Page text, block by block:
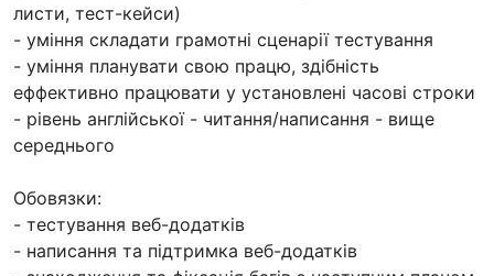
листи, тест-кейси)
- уміння складати грамотні сценарії тестування
- уміння планувати свою працю, здібність
еффективно працювати у установлені часові строки
- рівень англійської - читання/написання - вище
середнього
Обовязки:
- тестування веб-додатків
- написання та підтримка веб-додатків